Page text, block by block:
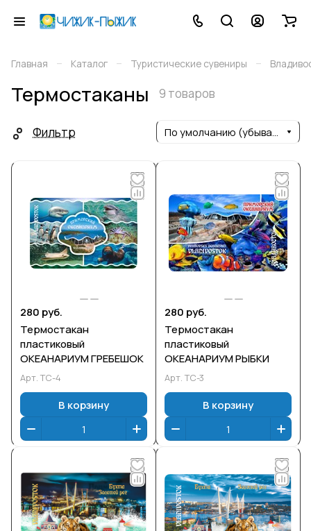
Главная – Каталог – Туристические сувениры –
Термостаканы 9 товаров
Фильтр По умолчанию (убывание)
280 руб.
Термостакан
пластиковый
ОКЕАНАРИУМ ГРЕБЕШОК
Арт. ТС-4
В корзину
280 руб.
Термостакан
пластиковый
ОКЕАНАРИУМ РЫБКИ
Арт. ТС-3
В корзину